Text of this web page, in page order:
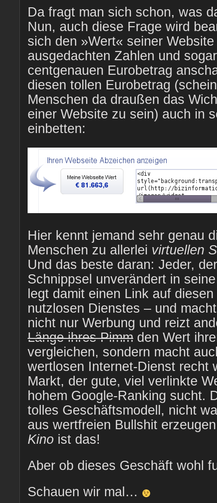
Da fragt man sich schon, was
Nun, auch diese Frage wird
sich den »Wert« seiner
ausgedachten Zahlen und
centgenauen Eurobetrag
diesen tollen Eurobetrag
Menschen da draußen das
einer Website zu sein) auch in
einbetten:
Hier kennt jemand sehr genau
Menschen zu allerlei virtuellen
Und das beste daran: Jeder,
Schnippsel unverändert in
legt damit einen Link auf
nutzlosen Dienstes – und
nicht nur Werbung und reizt
Länge ihres Pimm den Wert
vergleichen, sondern macht
wertlosen Internet-Dienst recht
Markt, der gute, viel verlinkte
hohem Google-Ranking sucht.
tolles Geschäftsmodell, nicht
aus wertfreien Bullshit
Kino ist das!
Aber ob dieses Geschäft wohl
Schauen wir mal…